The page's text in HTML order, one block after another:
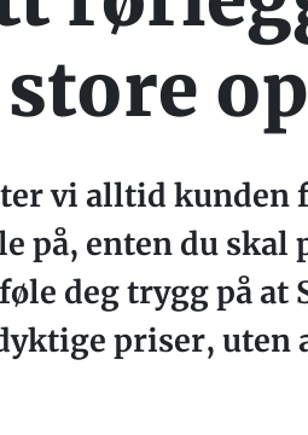
vi alltid
på, enten du skal
deg trygg på at
priser, uten